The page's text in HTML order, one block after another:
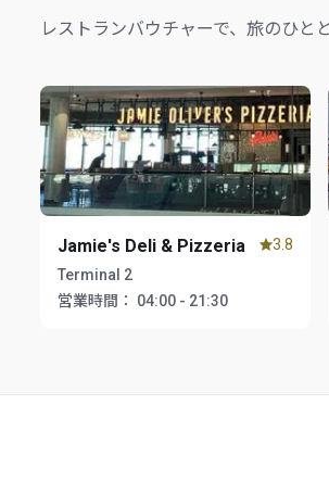
レストランバウチャーで、旅のひと
Jamie's Deli & Pizzeria
Terminal 2
営業時間：
04:00 - 21:30
3.8